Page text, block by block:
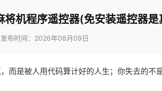
将机程序遥控器(免安装遥控器是
发布时间：2026年08月09日
而是被人用代码算计好的人生；你失去的不